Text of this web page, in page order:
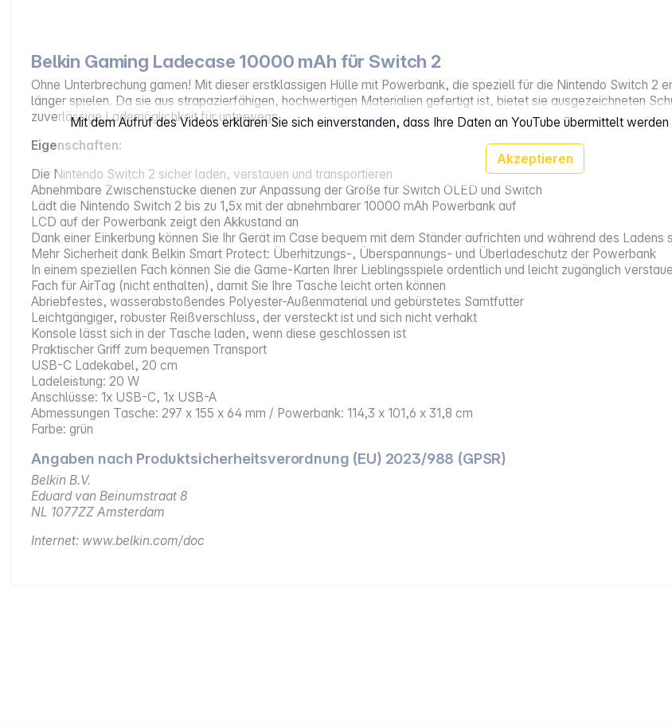
Mit dem Aufruf des Videos erklären Sie sich einverstanden, dass Ihre Daten an YouTube übermittelt werden
Akzeptieren
Belkin Gaming Ladecase 10000 mAh für Switch 2
Ohne Unterbrechung gamen! Mit dieser erstklassigen Hülle mit Powerbank, die speziell für die Nintendo Switch 2
länger spielen. Da sie aus strapazierfähigen, hochwertigen Materialien gefertigt ist, bietet sie ausgezeichneten
zuverlässige Lademöglichkeit für unterwegs.
Eigenschaften:
Die Nintendo Switch 2 sicher laden, verstauen und transportieren
Abnehmbare Zwischenstücke dienen zur Anpassung der Größe für Switch OLED und Switch
Lädt die Nintendo Switch 2 bis zu 1,5x mit der abnehmbarer 10000 mAh Powerbank auf
LCD auf der Powerbank zeigt den Akkustand an
Dank einer Einkerbung können Sie Ihr Gerät im Case bequem mit dem Ständer aufrichten und während des Ladens
Mehr Sicherheit dank Belkin Smart Protect: Überhitzungs-, Überspannungs- und Überladeschutz der Powerbank
In einem speziellen Fach können Sie die Game-Karten Ihrer Lieblingsspiele ordentlich und leicht zugänglich
Fach für AirTag (nicht enthalten), damit Sie Ihre Tasche leicht orten können
Abriebfestes, wasserabstoßendes Polyester-Außenmaterial und gebürstetes Samtfutter
Leichtgängiger, robuster Reißverschluss, der versteckt ist und sich nicht verhakt
Konsole lässt sich in der Tasche laden, wenn diese geschlossen ist
Praktischer Griff zum bequemen Transport
USB-C Ladekabel, 20 cm
Ladeleistung: 20 W
Anschlüsse: 1x USB-C, 1x USB-A
Abmessungen Tasche: 297 x 155 x 64 mm / Powerbank: 114,3 x 101,6 x 31,8 cm
Farbe: grün
Angaben nach Produktsicherheitsverordnung (EU) 2023/988 (GPSR)
Belkin B.V.
Eduard van Beinumstraat 8
NL 1077ZZ Amsterdam
Internet: www.belkin.com/doc